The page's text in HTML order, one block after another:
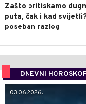
Zašto pritiskamo
puta, čak i kad
poseban razlog
DNEVNI
03.06.2026.